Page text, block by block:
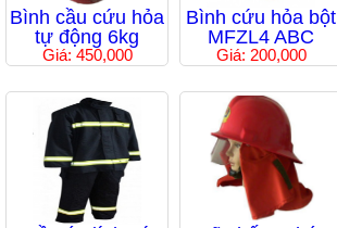
Bình cầu cứu hỏa
tự động 6kg
Giá: 450,000
Bình cứu hỏa bột
MFZL4 ABC
Giá: 200,000